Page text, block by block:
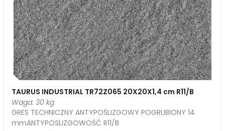
TAURUS INDUSTRIAL TR72Z065 20X20X1,4 cm R11/B
Waga: 30 kg
GRES TECHNICZNY ANTYPOŚLIZGOWY POGRUBIONY 14
mmANTYPOSLIZGOWOŚĆ R11/B